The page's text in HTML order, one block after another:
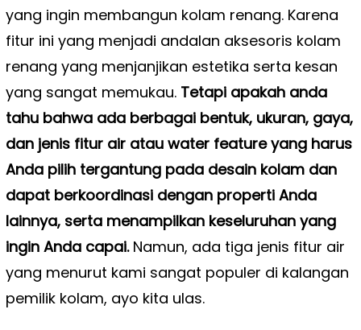
yang ingin membangun kolam renang. Karena
fitur ini yang menjadi andalan aksesoris kolam
renang yang menjanjikan estetika serta kesan
yang sangat memukau. Tetapi apakah anda
tahu bahwa ada berbagai bentuk, ukuran, gaya,
dan jenis fitur air atau water feature yang harus
Anda pilih tergantung pada desain kolam dan
dapat berkoordinasi dengan properti Anda
lainnya, serta menampilkan keseluruhan yang
ingin Anda capai.Namun, ada tiga jenis fitur air
yang menurut kami sangat populer di kalangan
pemilik kolam, ayo kita ulas.